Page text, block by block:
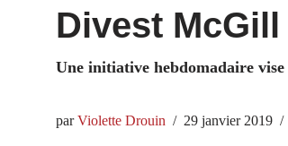
Divest
Une initiative hebdomadaire
parViolette Drouin 29 janvier 2019